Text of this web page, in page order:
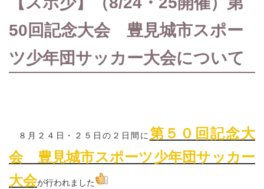
50回記念大会 豊見城市スポー
ツ少年団サッカー大会について
８月２４日・２５日の２日間に 第５０回記念大
会 豊見城市スポーツ少年団サッカー
大会が行われました